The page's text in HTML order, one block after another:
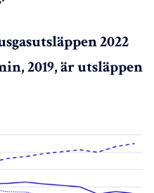
2022
2019, är utsläppen